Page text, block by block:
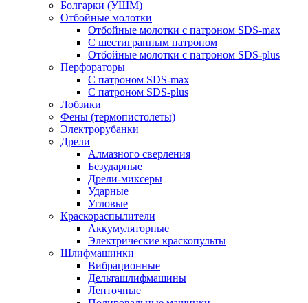
Болгарки (УШМ)
Отбойные молотки
Отбойные молотки с патроном SDS-max
С шестигранным патроном
Отбойные молотки с патроном SDS-plus
Перфораторы
С патроном SDS-max
С патроном SDS-plus
Лобзики
Фены (термопистолеты)
Электрорубанки
Дрели
Алмазного сверления
Безударные
Дрели-миксеры
Ударные
Угловые
Краскораспылители
Аккумуляторные
Электрические краскопульты
Шлифмашинки
Вибрационные
Дельташлифмашины
Ленточные